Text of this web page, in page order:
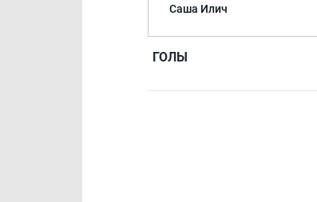
Саша Илич
ГОЛЫ